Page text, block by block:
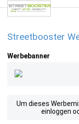
Streetbooster
Werbebanner
Um dieses
einloggen